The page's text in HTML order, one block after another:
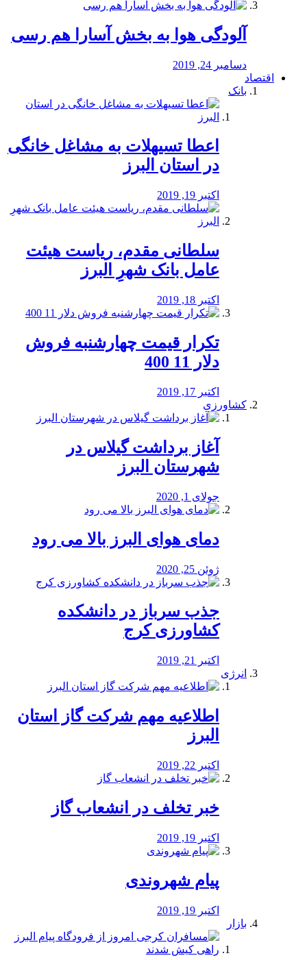
آلودگی هوا به بخش آسارا هم رسی
دسامبر 24, 2019
اقتصاد
بانک
️اعطا تسیهلات به مشاغل خانگی
در استان البرز
اکتبر 19, 2019
سلطانی مقدم، ریاست هیئت
عامل بانک شهرِ البرز
اکتبر 18, 2019
تکرار قیمت چهارشنبه فروش
دلار 11 400
اکتبر 17, 2019
کشاورزی
آغاز برداشت گیلاس در
شهرستان البرز
جولای 1, 2020
دمای هوای البرز بالا می رود
ژوئن 25, 2020
جذب سرباز در دانشکده
کشاورزی کرج
اکتبر 21, 2019
انرژی
️اطلاعیه مهم شرکت گاز استان
البرز
اکتبر 22, 2019
خبر تخلف در انشعاب گاز
اکتبر 19, 2019
پیام شهروندی
اکتبر 19, 2019
بازار